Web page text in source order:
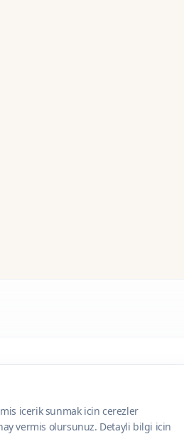
icerik sunmak icin cerezler
vermis olursunuz. Detayli bilgi icin